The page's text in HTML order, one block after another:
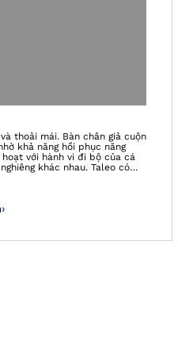
thoải mái. Bàn chân giả cuộn
khả năng hồi phục năng
với hành vi đi bộ của cá
khác nhau. Taleo có
›